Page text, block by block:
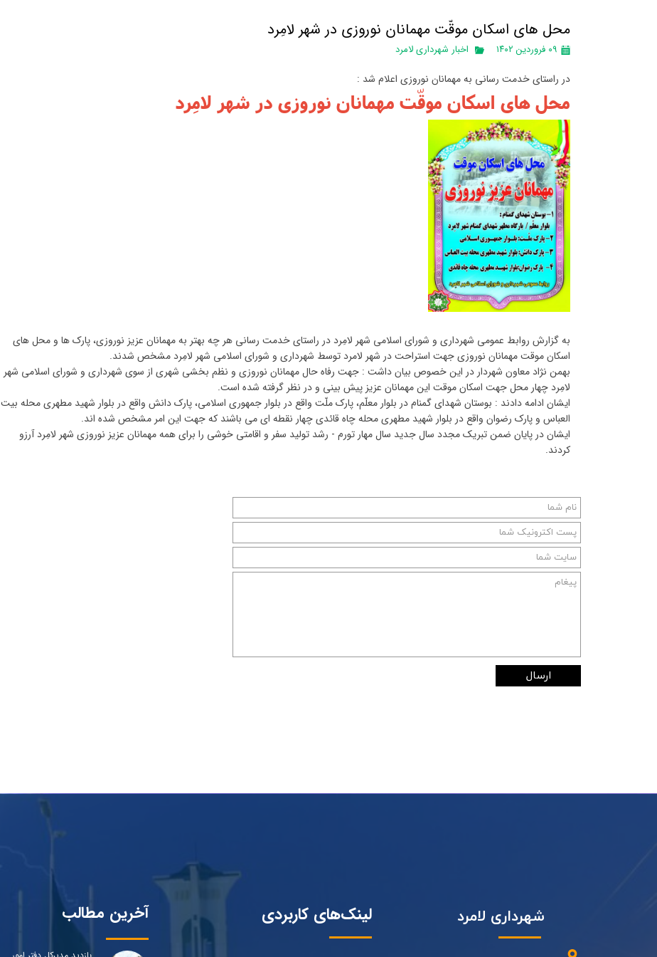
محل های اسکان موقّت مهمانان نوروزی در شهر لامِرد
۰۹ فروردین ۱۴۰۲ اخبار شهرداری لامرد
در راستای خدمت رسانی به مهمانان نوروزی اعلام شد :
محل های اسکان موقّت مهمانان نوروزی در شهر لامِرد
به گزارش روابط عمومی شهرداری و شورای اسلامی شهر لامِرد در راستای خدمت رسانی هر چه بهتر به مهمانان عزیز نوروزی، پارک ها و محل های
اسکان موقت مهمانان نوروزی جهت استراحت در شهر لامرد توسط شهرداری و شورای اسلامی شهر لامِرد مشخص شدند.
بهمن نژاد معاون شهردار در این خصوص بیان داشت : جهت رفاه حال مهمانان نوروزی و نظم بخشی شهری از سوی شهرداری و شورای اسلامی شهر
لامِرد چهار محل جهت اسکان موقت این مهمانان عزیز پیش بینی و در نظر گرفته شده است.
ایشان ادامه دادند : بوستان شهدای گمنام در بلوار معلّم، پارک ملّت واقع در بلوار جمهوری اسلامی، پارک دانش واقع در بلوار شهید مطهری محله بیت
العباس و پارک رضوان واقع در بلوار شهید مطهری محله چاه قائدی چهار نقطه ای می باشند که جهت این امر مشخص شده اند.
ایشان در پایان ضمن تبریک مجدد سال جدید سال مهار تورم - رشد تولید سفر و اقامتی خوشی را برای همه مهمانان عزیز نوروزی شهر لامِرد آرزو
کردند.
ارسال
شهرداری لامرد لینک‌های کاربردی آخرین مطالب